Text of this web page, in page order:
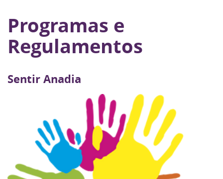
Programas e
Regulamentos
Sentir Anadia